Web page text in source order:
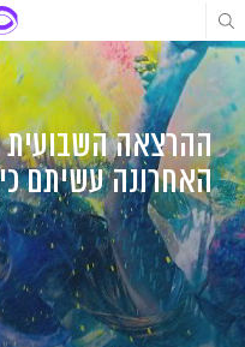
דלג
לתוכן
דלג
לתוכן
דלג
לניווט
האחרונה עשיתם